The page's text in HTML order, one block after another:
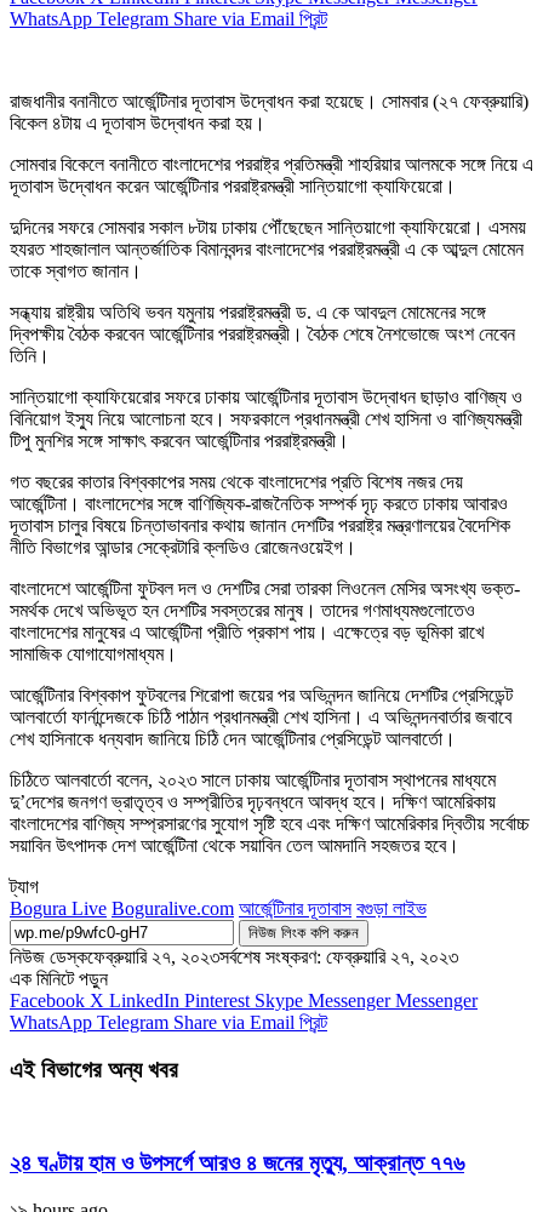
WhatsApp Telegram Share via Email প্রিন্ট
রাজধানীর বনানীতে আর্জেন্টিনার দূতাবাস উদ্বোধন করা হয়েছে। সোমবার (২৭ ফেব্রুয়ারি)
বিকেল ৪টায় এ দূতাবাস উদ্বোধন করা হয়।
সোমবার বিকেলে বনানীতে বাংলাদেশের পররাষ্ট্র প্রতিমন্ত্রী শাহরিয়ার আলমকে সঙ্গে নিয়ে এ
দূতাবাস উদ্বোধন করেন আর্জেন্টিনার পররাষ্ট্রমন্ত্রী সান্তিয়াগো ক্যাফিয়েরো।
দুদিনের সফরে সোমবার সকাল ৮টায় ঢাকায় পৌঁছেছেন সান্তিয়াগো ক্যাফিয়েরো। এসময়
হযরত শাহজালাল আন্তর্জাতিক বিমানবন্দর বাংলাদেশের পররাষ্ট্রমন্ত্রী এ কে আব্দুল মোমেন
তাকে স্বাগত জানান।
সন্ধ্যায় রাষ্ট্রীয় অতিথি ভবন যমুনায় পররাষ্ট্রমন্ত্রী ড. এ কে আবদুল মোমেনের সঙ্গে
দ্বিপক্ষীয় বৈঠক করবেন আর্জেন্টিনার পররাষ্ট্রমন্ত্রী। বৈঠক শেষে নৈশভোজে অংশ নেবেন
তিনি।
সান্তিয়াগো ক্যাফিয়েরোর সফরে ঢাকায় আর্জেন্টিনার দূতাবাস উদ্বোধন ছাড়াও বাণিজ্য ও
বিনিয়োগ ইস্যু নিয়ে আলোচনা হবে। সফরকালে প্রধানমন্ত্রী শেখ হাসিনা ও বাণিজ্যমন্ত্রী
টিপু মুনশির সঙ্গে সাক্ষাৎ করবেন আর্জেন্টিনার পররাষ্ট্রমন্ত্রী।
গত বছরের কাতার বিশ্বকাপের সময় থেকে বাংলাদেশের প্রতি বিশেষ নজর দেয়
আর্জেন্টিনা। বাংলাদেশের সঙ্গে বাণিজ্যিক-রাজনৈতিক সম্পর্ক দৃঢ় করতে ঢাকায় আবারও
দূতাবাস চালুর বিষয়ে চিন্তাভাবনার কথায় জানান দেশটির পররাষ্ট্র মন্ত্রণালয়ের বৈদেশিক
নীতি বিভাগের আন্ডার সেক্রেটারি ক্লডিও রোজেনওয়েইগ।
বাংলাদেশে আর্জেন্টিনা ফুটবল দল ও দেশটির সেরা তারকা লিওনেল মেসির অসংখ্য ভক্ত-
সমর্থক দেখে অভিভূত হন দেশটির সবস্তরের মানুষ। তাদের গণমাধ্যমগুলোতেও
বাংলাদেশের মানুষের এ আর্জেন্টিনা প্রীতি প্রকাশ পায়। এক্ষেত্রে বড় ভূমিকা রাখে
সামাজিক যোগাযোগমাধ্যম।
আর্জেন্টিনার বিশ্বকাপ ফুটবলের শিরোপা জয়ের পর অভিনন্দন জানিয়ে দেশটির প্রেসিডেন্ট
আলবার্তো ফার্নান্দেজকে চিঠি পাঠান প্রধানমন্ত্রী শেখ হাসিনা। এ অভিনন্দনবার্তার জবাবে
শেখ হাসিনাকে ধন্যবাদ জানিয়ে চিঠি দেন আর্জেন্টিনার প্রেসিডেন্ট আলবার্তো।
চিঠিতে আলবার্তো বলেন, ২০২৩ সালে ঢাকায় আর্জেন্টিনার দূতাবাস স্থাপনের মাধ্যমে
দু’দেশের জনগণ ভ্রাতৃত্ব ও সম্প্রীতির দৃঢ়বন্ধনে আবদ্ধ হবে। দক্ষিণ আমেরিকায়
বাংলাদেশের বাণিজ্য সম্প্রসারণের সুযোগ সৃষ্টি হবে এবং দক্ষিণ আমেরিকার দ্বিতীয় সর্বোচ্চ
সয়াবিন উৎপাদক দেশ আর্জেন্টিনা থেকে সয়াবিন তেল আমদানি সহজতর হবে।
ট্যাগ
Bogura Live Boguralive.com আর্জেন্টিনার দূতাবাস বগুড়া লাইভ
নিউজ লিংক কপি করুন
নিউজ ডেস্কফেব্রুয়ারি ২৭, ২০২৩সর্বশেষ সংষ্করণ: ফেব্রুয়ারি ২৭, ২০২৩
এক মিনিটে পড়ুন
Facebook X LinkedIn Pinterest Skype Messenger Messenger
WhatsApp Telegram Share via Email প্রিন্ট
এই বিভাগের অন্য খবর
২৪ ঘণ্টায় হাম ও উপসর্গে আরও ৪ জনের মৃত্যু, আক্রান্ত ৭৭৬